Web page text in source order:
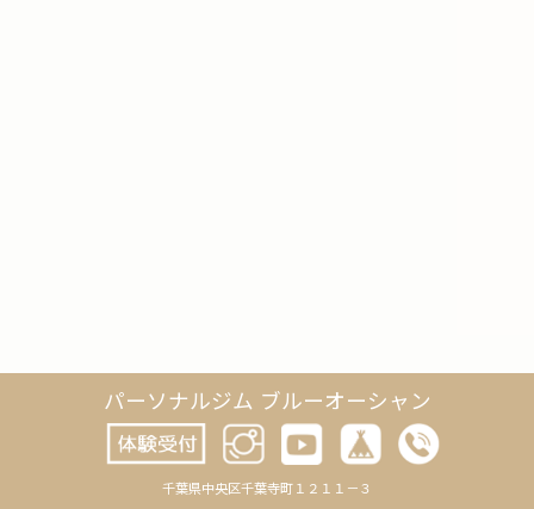
パーソナルジム ブルーオーシャン
千葉県中央区千葉寺町１２１１－３